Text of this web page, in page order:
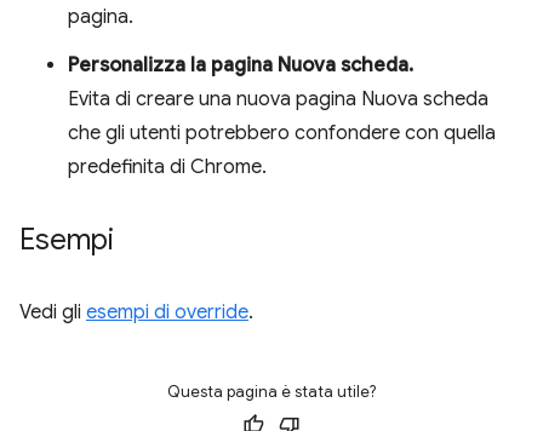
pagina.
Personalizza la pagina Nuova scheda.
Evita di creare una nuova pagina Nuova scheda
che gli utenti potrebbero confondere con quella
predefinita di Chrome.
Esempi
Vedi gli esempi di override.
Questa pagina è stata utile?